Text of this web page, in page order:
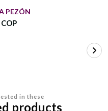
PEZÓN
in these
products